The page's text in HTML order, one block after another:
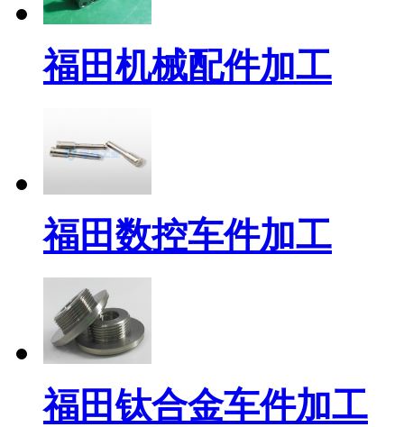
福田机械配件加工
福田数控车件加工
福田钛合金车件加工